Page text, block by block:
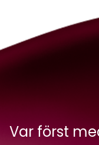
Var först